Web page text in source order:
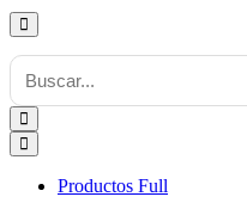
Productos Full